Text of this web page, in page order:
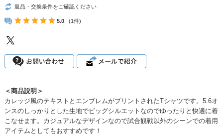
返品・交換条件をご確認ください
5.0 (1件)
＜商品説明＞
カレッジ風のテキストとエンブレムがプリントされたTシャツです。5.6オ
ンスのしっかりとした生地でビッグシルエットなのでゆったりと快適に着
こなせます。カジュアルなデザインなので試合観戦以外のシーンでの着用
アイテムとしてもおすすめです！